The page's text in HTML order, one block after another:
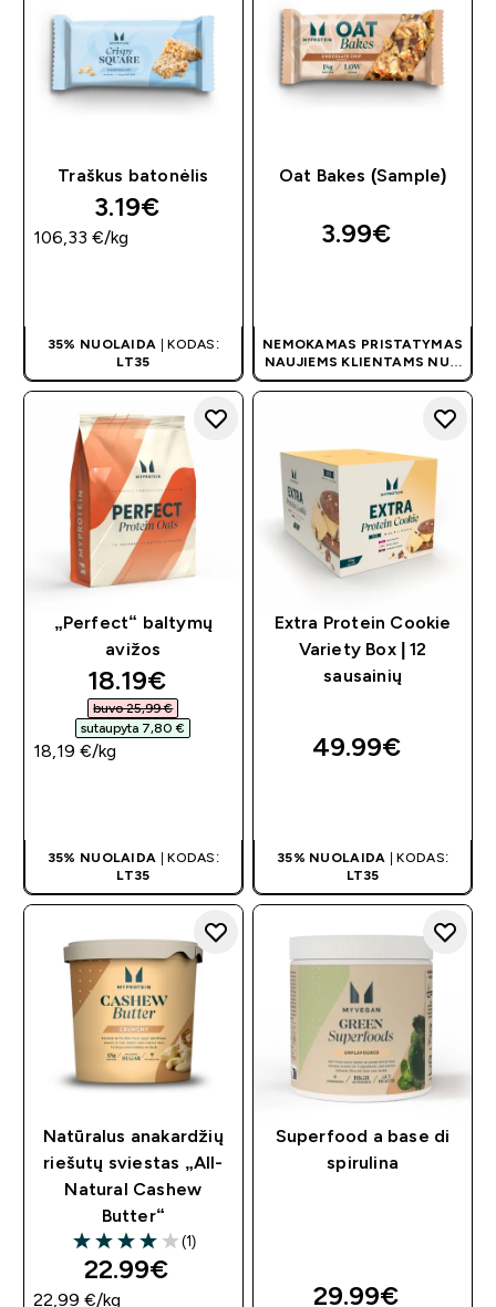
Traškus batonėlis
3.19€‎
106,33 €‎/kg
35% NUOLAIDA | KODAS:
LT35
Oat Bakes (Sample)
3.99€‎
NEMOKAMAS PRISTATYMAS
NAUJIEMS KLIENTAMS NUO
40 €| AKCIJA TAIKOMA
AUTOMATIŠKAI
„Perfect“ baltymų
avižos
discounted price
18.19€‎
buvo 25,99 €‎
sutaupyta 7,80 €‎
18,19 €‎/kg
35% NUOLAIDA | KODAS:
LT35
Extra Protein Cookie
Variety Box | 12
sausainių
49.99€‎
35% NUOLAIDA | KODAS:
LT35
Natūralus anakardžių
riešutų sviestas „All-
Natural Cashew
Butter“
4 out of 5 stars
(1)
22.99€‎
22,99 €‎/kg
Superfood a base di
spirulina
29.99€‎